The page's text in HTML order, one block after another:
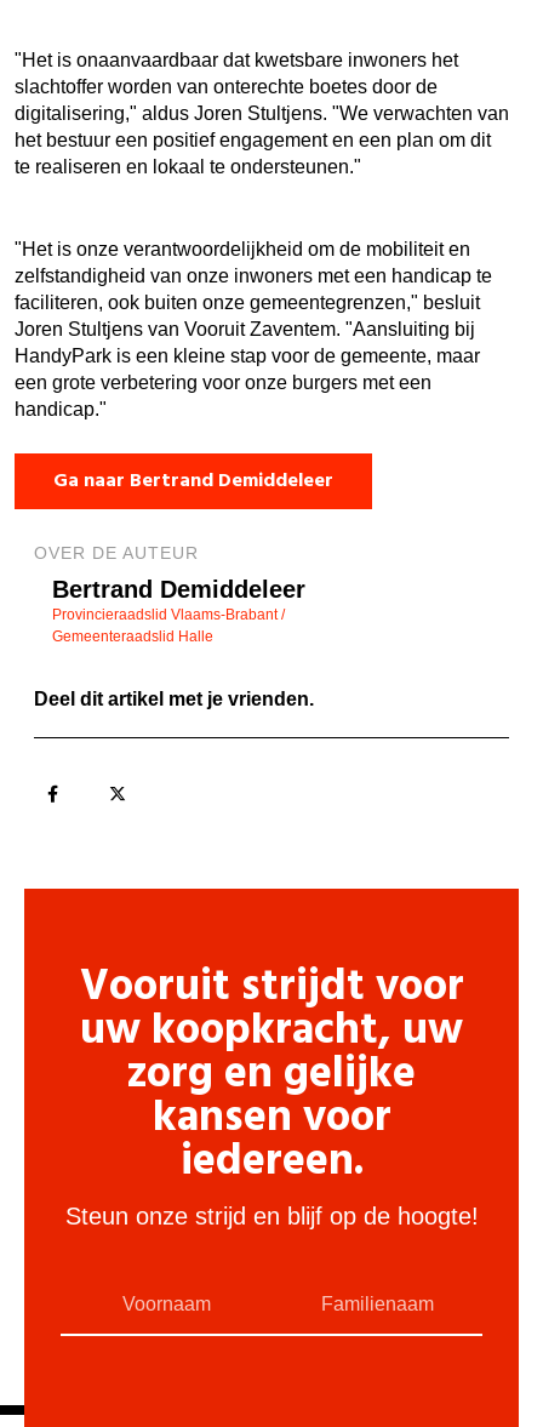
"Het is onaanvaardbaar dat kwetsbare inwoners het
slachtoffer worden van onterechte boetes door de
digitalisering," aldus Joren Stultjens. "We verwachten van
het bestuur een positief engagement en een plan om dit
te realiseren en lokaal te ondersteunen."
"Het is onze verantwoordelijkheid om de mobiliteit en
zelfstandigheid van onze inwoners met een handicap te
faciliteren, ook buiten onze gemeentegrenzen," besluit
Joren Stultjens van Vooruit Zaventem. "Aansluiting bij
HandyPark is een kleine stap voor de gemeente, maar
een grote verbetering voor onze burgers met een
handicap."
Ga naar Bertrand Demiddeleer
OVER DE AUTEUR
Bertrand Demiddeleer
Provincieraadslid Vlaams-Brabant /
Gemeenteraadslid Halle
Deel dit artikel met je vrienden.
Vooruit strijdt voor
uw koopkracht, uw
zorg en gelijke
kansen voor
iedereen.
Steun onze strijd en blijf op de hoogte!